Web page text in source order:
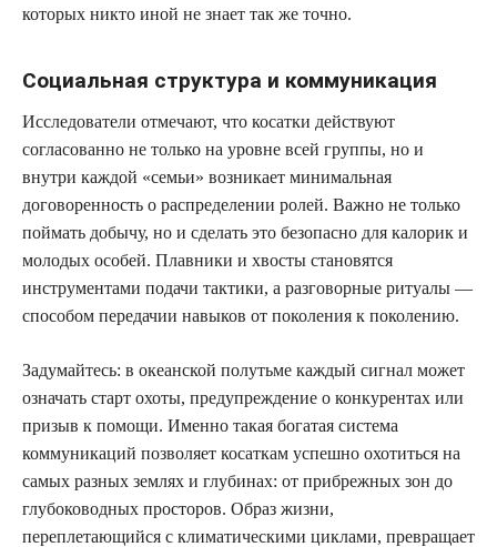
которых никто иной не знает так же точно.
Социальная структура и коммуникация
Исследователи отмечают, что косатки действуют
согласованно не только на уровне всей группы, но и
внутри каждой «семьи» возникает минимальная
договоренность о распределении ролей. Важно не только
поймать добычу, но и сделать это безопасно для калорик и
молодых особей. Плавники и хвосты становятся
инструментами подачи тактики, а разговорные ритуалы —
способом передачии навыков от поколения к поколению.
Задумайтесь: в океанской полутьме каждый сигнал может
означать старт охоты, предупреждение о конкурентах или
призыв к помощи. Именно такая богатая система
коммуникаций позволяет косаткам успешно охотиться на
самых разных землях и глубинах: от прибрежных зон до
глубоководных просторов. Образ жизни,
переплетающийся с климатическими циклами, превращает